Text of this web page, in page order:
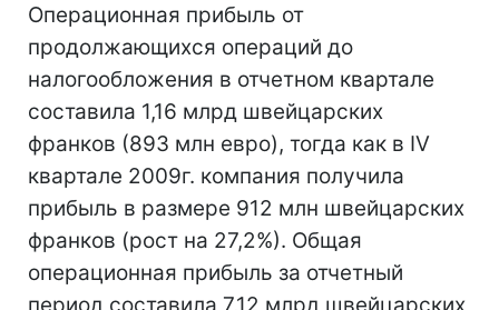
Операционная прибыль от
продолжающихся операций до
налогообложения в отчетном квартале
составила 1,16 млрд швейцарских
франков (893 млн евро), тогда как в IV
квартале 2009г. компания получила
прибыль в размере 912 млн швейцарских
франков (рост на 27,2%). Общая
операционная прибыль за отчетный
период составила 7,12 млрд швейцарских